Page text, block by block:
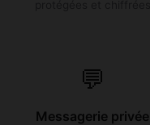
💬
Messagerie privée